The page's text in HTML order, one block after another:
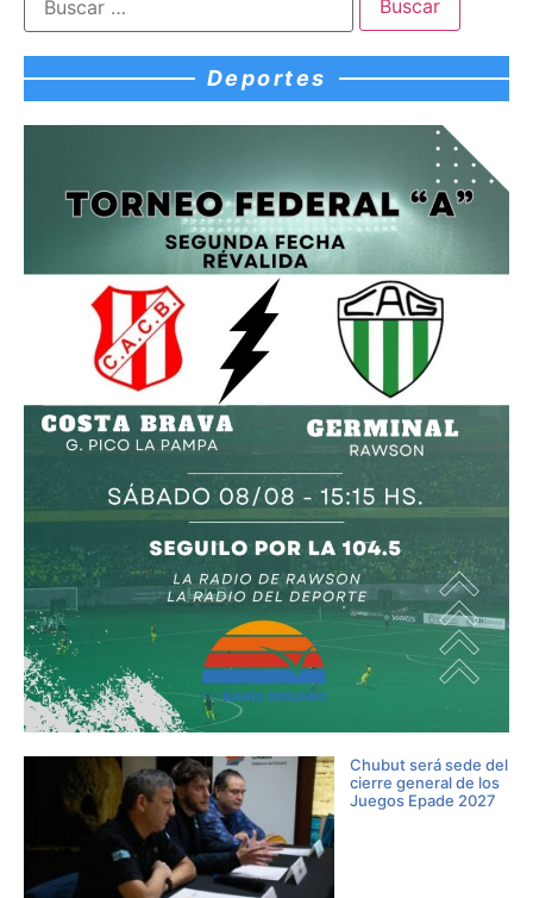
Deportes
Chubut será sede del
cierre general de los
Juegos Epade 2027